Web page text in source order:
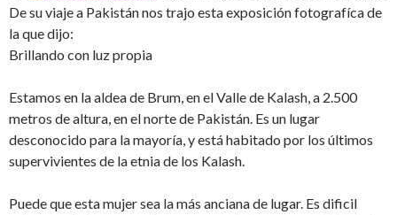
De su viaje a Pakistán nos trajo esta exposición fotografíca de
la que dijo:
Brillando con luz propia
Estamos en la aldea de Brum, en el Valle de Kalash, a 2.500
metros de altura, en el norte de Pakistán. Es un lugar
desconocido para la mayoría, y está habitado por los últimos
supervivientes de la etnia de los Kalash.
Puede que esta mujer sea la más anciana de lugar. Es dificil